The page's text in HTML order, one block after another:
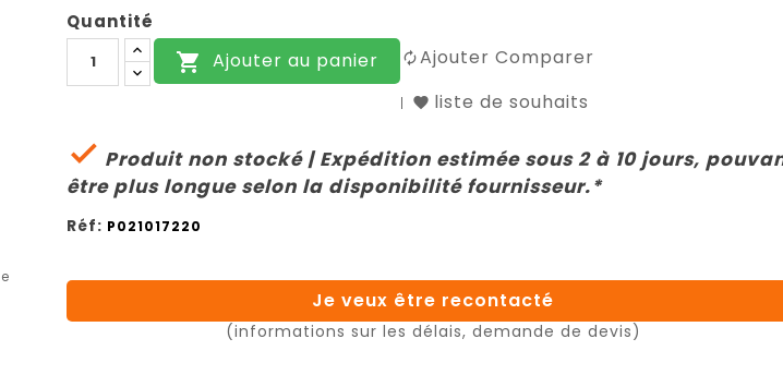
Quantité
 Ajouter au panier
Ajouter Comparer
liste de souhaits
 Produit non stocké | Expédition estimée sous 2 à 10 jours,
être plus longue selon la disponibilité fournisseur.*
Réf: P021017220
Je veux être recontacté
(informations sur les délais, demande de devis)